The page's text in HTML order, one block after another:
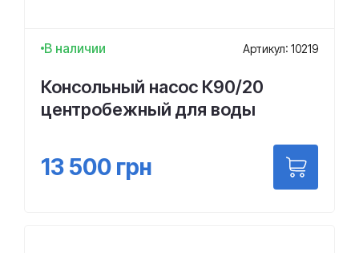
В наличии Артикул: 10219
Консольный насос К90/20
центробежный для воды
13 500 грн